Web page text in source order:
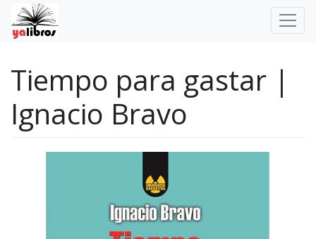
Tiempo para gastar |
Ignacio Bravo